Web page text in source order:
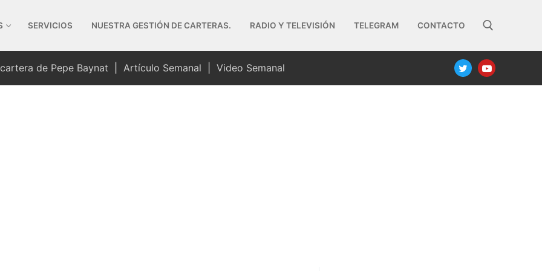
SERVICIOS NUESTRA GESTIÓN DE CARTERAS. RADIO Y TELEVISIÓN TELEGRAM CONTACTO
de Pepe Baynat Artículo Semanal Video Semanal